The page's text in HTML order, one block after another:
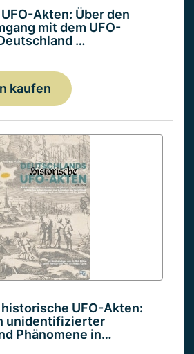
Akten: Über den
mit dem UFO-
…
kaufen
UFO-Akten:
unidentifizierter
Phänomene in…